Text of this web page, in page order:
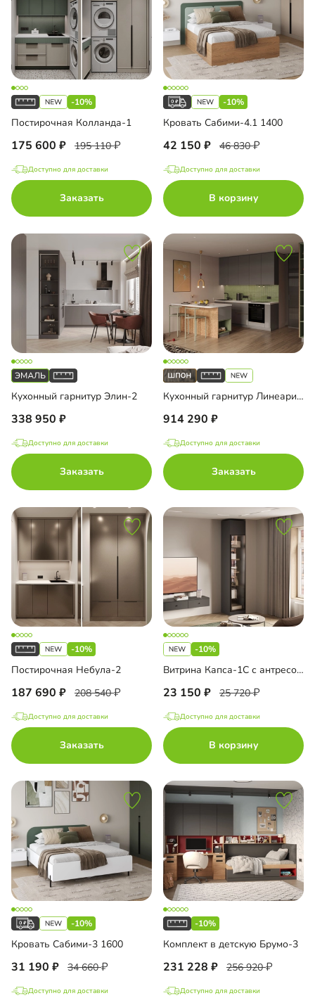
-10%
Постирочная Колланда-1
175 600 195 110
Доступно для доставки
Заказать
-10%
Кровать Сабими-4.1 1400
42 150 46 830
Доступно для доставки
В корзину
Кухонный гарнитур Элин-2
338 950
Доступно для доставки
Заказать
Кухонный гарнитур Линеарис-11
914 290
Доступно для доставки
Заказать
-10%
Постирочная Небула-2
187 690 208 540
Доступно для доставки
Заказать
-10%
Витрина Капса-1С с антресолью
23 150 25 720
Доступно для доставки
В корзину
-10%
Кровать Сабими-3 1600
31 190 34 660
Доступно для доставки
-10%
Комплект в детскую Брумо-3
231 228 256 920
Доступно для доставки